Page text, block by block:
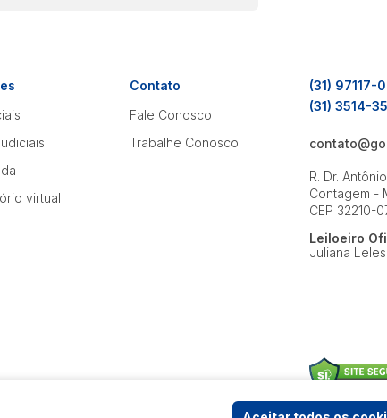
virtual
Contato
Fale Conosco
Trabalhe Conosco
(31) 97117-
(31) 3514-
R. Dr.
Contagem -
CEP 32210-
Leiloeiro
Juliana